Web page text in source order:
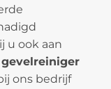
u ook aan
ons bedrijf